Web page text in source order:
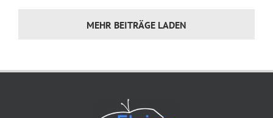
MEHR BEITRÄGE LADEN